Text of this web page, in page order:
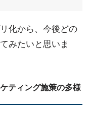
化から、今後どの
みたいと思いま
ティング施策の多様